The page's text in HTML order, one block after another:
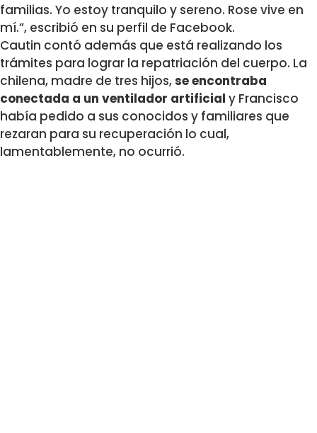
familias. Yo estoy tranquilo y sereno. Rose vive en
mí.”, escribió en su perfil de Facebook.
Cautin contó además que está realizando los
trámites para lograr la repatriación del cuerpo. La
chilena, madre de tres hijos,se encontraba
conectada a un ventilador artificial y Francisco
había pedido a sus conocidos y familiares que
rezaran para su recuperación lo cual,
lamentablemente, no ocurrió.